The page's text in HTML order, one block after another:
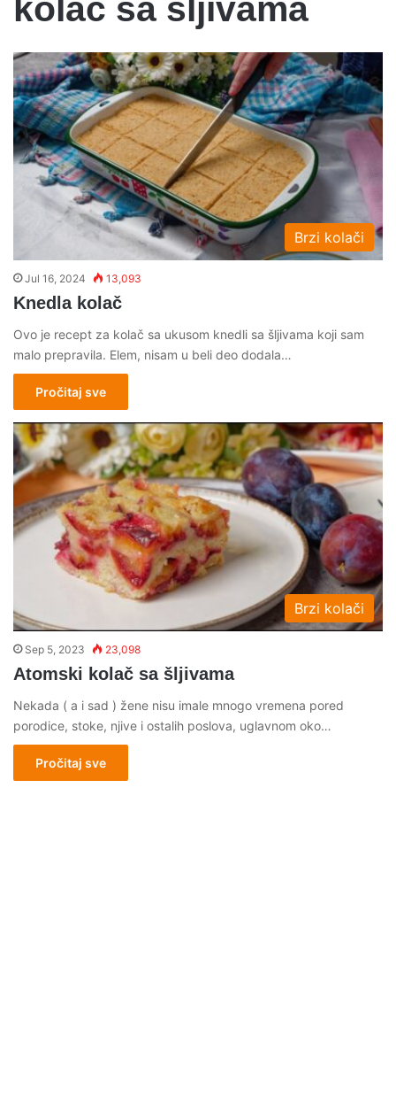
kolac sa sljivama
Brzi kolači
Jul 16, 2024 13,093
Knedla kolač
Ovo je recept za kolač sa ukusom knedli sa šljivama koji sam
malo prepravila. Elem, nisam u beli deo dodala…
Pročitaj sve
Brzi kolači
Sep 5, 2023 23,098
Atomski kolač sa šljivama
Nekada ( a i sad ) žene nisu imale mnogo vremena pored
porodice, stoke, njive i ostalih poslova, uglavnom oko…
Pročitaj sve